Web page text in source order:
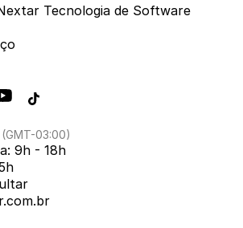
Tecnologia de Software
03:00)
9h - 18h